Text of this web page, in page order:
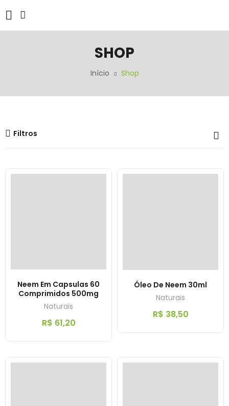
SHOP
Início Shop
Filtros
Neem Em Capsulas 60
Comprimidos 500mg
Naturais
R$ 61,20
Óleo De Neem 30ml
Naturais
R$ 38,50